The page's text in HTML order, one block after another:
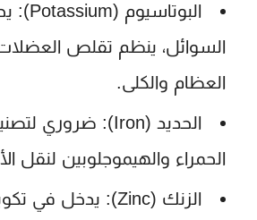
البوتاسيوم (Potassium):
السوائل، ينظم تقلص
العظام والكلى.
الحديد (Iron):
ضروري
الحمراء والهيموجلوبين لنقل
الزنك (Zinc):
يدخل في